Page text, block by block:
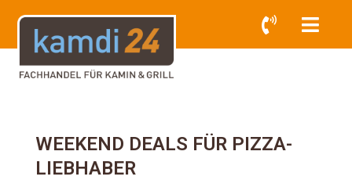
WEEKEND DEALS FÜR PIZZA-
LIEBHABER